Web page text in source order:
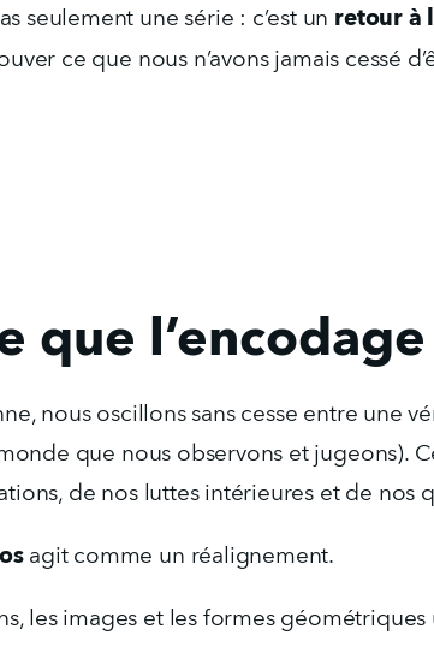
seulement une série : c’est un retour à
ce que nous n’avons jamais cessé
que l’encodage
nous oscillons sans cesse entre une
que nous observons et jugeons).
de nos luttes intérieures et de nos
agit comme un réalignement.
les images et les formes